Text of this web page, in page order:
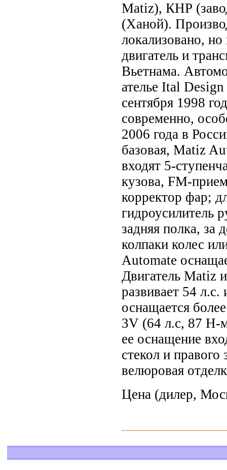
Matiz), КНР
(Ханой).
локализовано,
двигатель и
Вьетнама.
ателье Ital
сентября 1998
современно,
2006 года в
базовая, Matiz
входят 5-
кузова, FM-
корректор фар;
гидроусилитель
задняя полка, за
колпаки колес
Automate
Двигатель Matiz
развивает 54
оснащается
3V (64 л.с, 87 Н-
ее оснащение
стекол и
велюровая
Цена (дилер,